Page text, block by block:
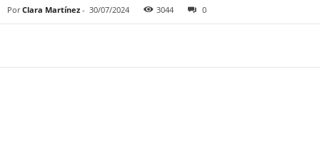
Por Clara Martínez - 30/07/2024 3044 0